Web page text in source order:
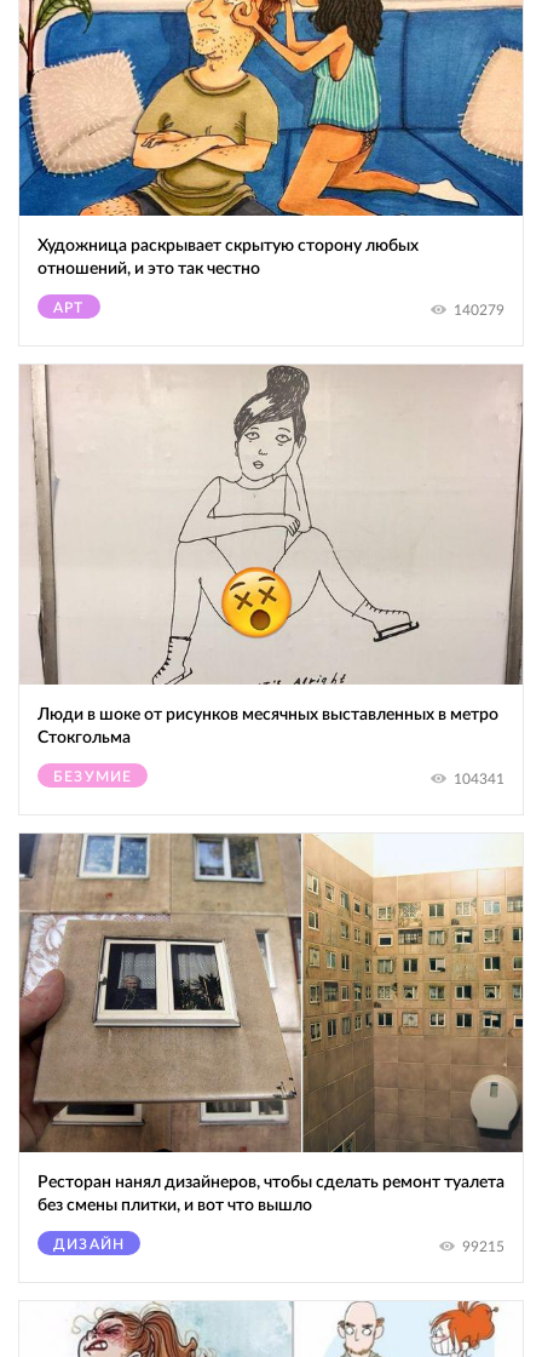
Художница раскрывает скрытую сторону любых
отношений, и это так честно
АРТ 140279
Люди в шоке от рисунков месячных выставленных в метро
Стокгольма
БЕЗУМИЕ 104341
Ресторан нанял дизайнеров, чтобы сделать ремонт туалета
без смены плитки, и вот что вышло
ДИЗАЙН 99215